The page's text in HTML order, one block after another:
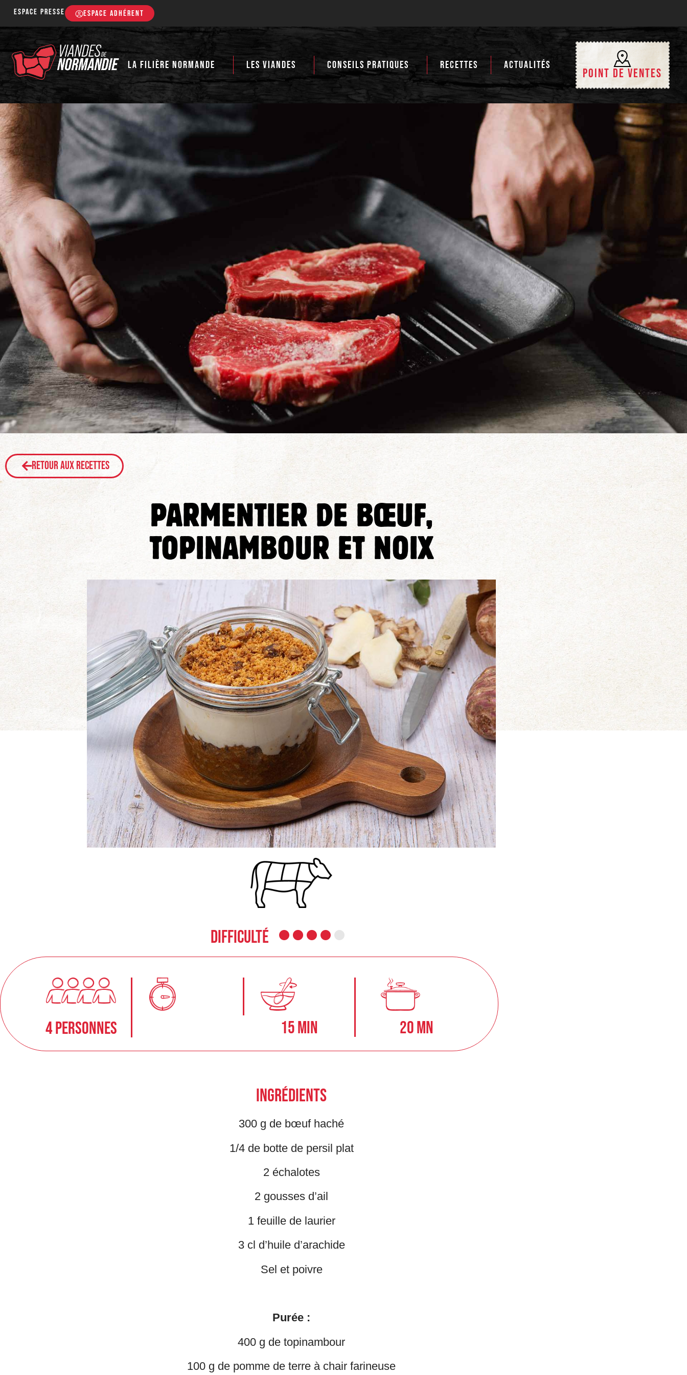
Espace presse ESPACE ADHÉRENT
LA FILIÈRE NORMANDE LES VIANDES CONSEILS PRATIQUES RECETTES ACTUALITÉS
Point de ventes
Retour aux recettes
PARMENTIER DE BŒUF,
TOPINAMBOUR ET NOIX
Difficulté
4 personnes 15 min 20 mn
Ingrédients
300 g de bœuf haché
1/4 de botte de persil plat
2 échalotes
2 gousses d’ail
1 feuille de laurier
3 cl d’huile d’arachide
Sel et poivre
Purée :
400 g de topinambour
100 g de pomme de terre à chair farineuse